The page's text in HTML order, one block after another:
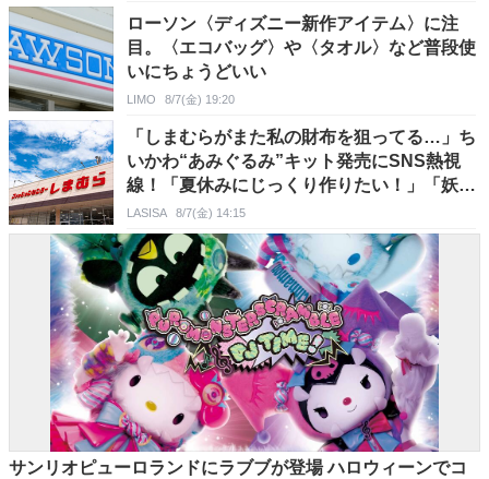
ローソン〈ディズニー新作アイテム〉に注
目。〈エコバッグ〉や〈タオル〉など普段使
いにちょうどいい
LIMO 8/7(金) 19:20
「しまむらがまた私の財布を狙ってる…」ち
いかわ“あみぐるみ”キット発売にSNS熱視
線！「夏休みにじっくり作りたい！」「妖怪
ちいかわになりそう」
LASISA 8/7(金) 14:15
サンリオピューロランドにラブブが登場 ハロウィーンでコ